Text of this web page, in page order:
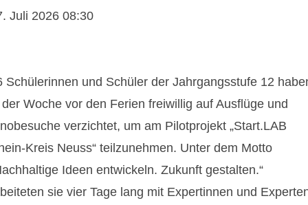
Juli 2026 08:30
Schülerinnen und Schüler der Jahrgangsstufe 12
Woche vor den Ferien freiwillig auf Ausflüge und
verzichtet, um am Pilotprojekt „Start.LAB
Kreis Neuss“ teilzunehmen. Unter dem Motto
Ideen entwickeln. Zukunft gestalten.“
sie vier Tage lang mit Expertinnen und